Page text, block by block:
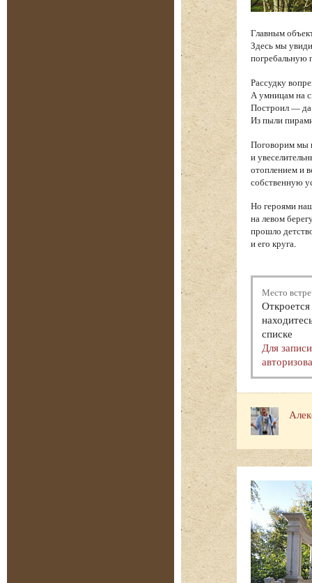
Главным
Здесь мы
погребальную
Рассудку
А умницам на
Построил — да
Из пыли
Поговорим мы
и
отоплением и
собственную
Но героями
на левом
прошло
и его круга.
Место
списке
Для